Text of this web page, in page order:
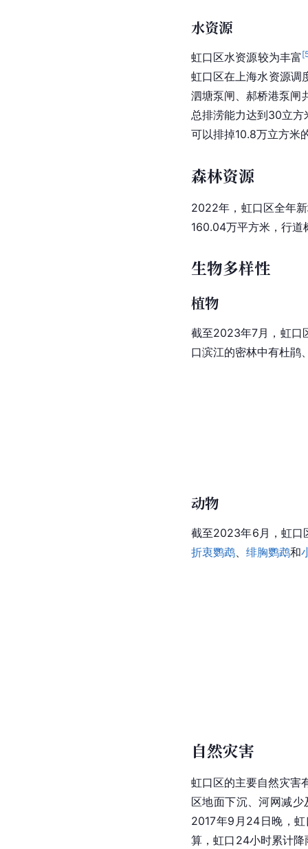
水资源
虹口区水资源较为丰富 [
虹口区在上海水资源调
泗塘泵闸、郝桥港泵闸
总排涝能力达到30立
可以排掉10.8万立方米
森林资源
2022年， 虹口区全年
160.04万平方米，行
生物多样性
植物
截至2023年7月，虹口
口滨江的密林中有杜鹃
动物
截至2023年6月， 虹口
折衷鹦鹉
绯胸鹦鹉和
自然灾害
虹口区的主要自然灾害
区地面下沉、河网减
2017年9月24日晚，
算，虹口 24小时累计